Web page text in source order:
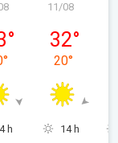
Δευτέρα 10/08
°
°
h
11/08
32°
20°
14 h